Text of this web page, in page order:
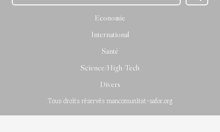
Economie
International
Santé
Science/High-Tech
Divers
Tous droits réservés mancomunitat-safor.org